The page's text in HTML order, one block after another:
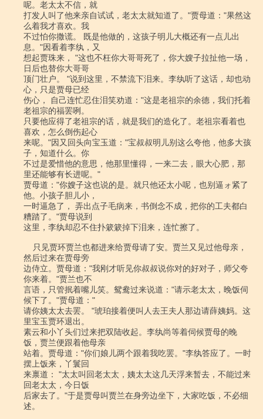
呢。老太太不信，就
打发人叫了他来亲自试试，老太太就知道了。"贾母道："果然这
么着我才喜欢。我
不过怕你撒谎。 既是他做的，这孩子明儿大概还有一点儿出
息。"因看着李纨，又
想起贾珠来， "这也不枉你大哥哥死了，你大嫂子拉扯他一场，
日后也替你大哥哥
顶门壮户。 "说到这里，不禁流下泪来。李纨听了这话，却也动
心，只是贾母已经
伤心， 自己连忙忍住泪笑劝道："这是老祖宗的余德，我们托着
老祖宗的福罢咧。
只要他应得了老祖宗的话，就是我们的造化了。老祖宗看着也
喜欢，怎么倒伤起心
来呢。"因又回头向宝玉道："宝叔叔明儿别这么夸他，他多大孩
子，知道什么。你
不过是爱惜他的意思，他那里懂得，一来二去，眼大心肥，那
里还能够有长进呢。"
贾母道："你嫂子这也说的是。就只他还太小呢，也别逼ォ紧了
他。小孩子胆儿小，
一时逼急了， 弄出点子毛病来，书倒念不成，把你的工夫都白
糟踏了。"贾母说到
这里，李纨却忍不住扑簌簌掉下泪来，连忙擦了。
然后过来在贾母旁
边侍立。贾母道："我刚才听见你叔叔说你对的好对子，师父夸
你来着。"贾兰也不
言语，只管抿着嘴儿笑。鸳鸯过来说道："请示老太太，晚饭伺
候下了。"贾母道："
请你姨太太去罢。 "琥珀接着便叫人去王夫人那边请薛姨妈。这
里宝玉贾环退出。
素云和小丫头们过来把双陆收起。李纨尚等着伺候贾母的晚
饭，贾兰便跟着他母亲
站着。贾母道："你们娘儿两个跟着我吃罢。"李纨答应了。一时
摆上饭来，丫鬟回
来禀道： "太太叫回老太太，姨太太这几天浮来暂去，不能过来
回老太太，今日饭
后家去了。"于是贾母叫贾兰在身旁边坐下，大家吃饭，不必细
述。